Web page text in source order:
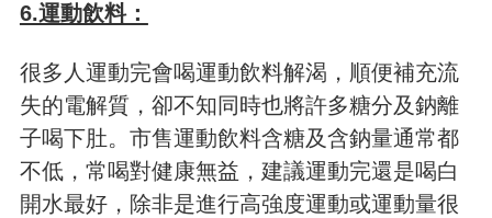
6.運動飲料：
很多人運動完會喝運動飲料解渴，順便補充流
失的電解質，卻不知同時也將許多糖分及鈉離
子喝下肚。市售運動飲料含糖及含鈉量通常都
不低，常喝對健康無益，建議運動完還是喝白
開水最好，除非是進行高強度運動或運動量很